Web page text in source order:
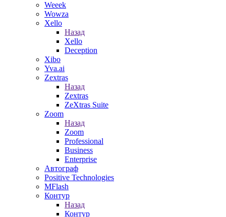
Weeek
Wowza
Xello
Назад
Xello
Deception
Xibo
Yva.ai
Zextras
Назад
Zextras
ZeXtras Suite
Zoom
Назад
Zoom
Professional
Business
Enterprise
Автограф
Positive Technologies
MFlash
Контур
Назад
Контур